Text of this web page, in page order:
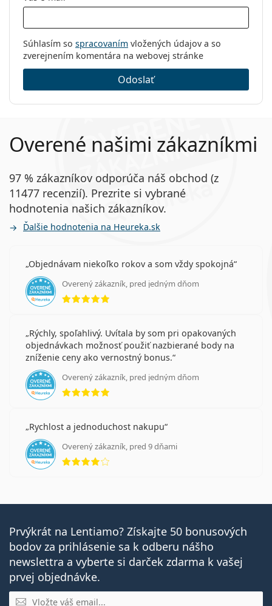
Súhlasím so spracovaním vložených údajov a so
zverejnením komentára na webovej stránke
Odoslať
Overené našimi zákazníkmi
97 % zákazníkov odporúča náš obchod (z
11477 recenzií). Prezrite si vybrané
hodnotenia našich zákazníkov.
Ďalšie hodnotenia na Heureka.sk
Objednávam niekoľko rokov a som vždy spokojná
Overený zákazník, pred jedným dňom
hodnotenie 5 z 5
Rýchly, spoľahlivý. Uvítala by som pri opakovaných
objednávkach možnosť použiť nazbierané body na
zníženie ceny ako vernostný bonus.
Overený zákazník, pred jedným dňom
hodnotenie 5 z 5
Rychlost a jednoduchost nakupu
Overený zákazník, pred 9 dňami
hodnotenie 4 z 5
Prvýkrát na Lentiamo? Získajte 50 bonusových
bodov za prihlásenie sa k odberu nášho
newslettra a vyberte si darček zdarma k vašej
prvej objednávke.
E-mail